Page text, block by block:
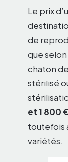
Le prix
de
que
chaton
stérilisé
et 1 800
toutefois
variétés.